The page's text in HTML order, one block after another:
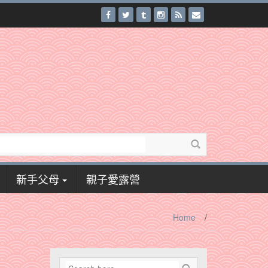
新手父母 親子愛露營
Home /